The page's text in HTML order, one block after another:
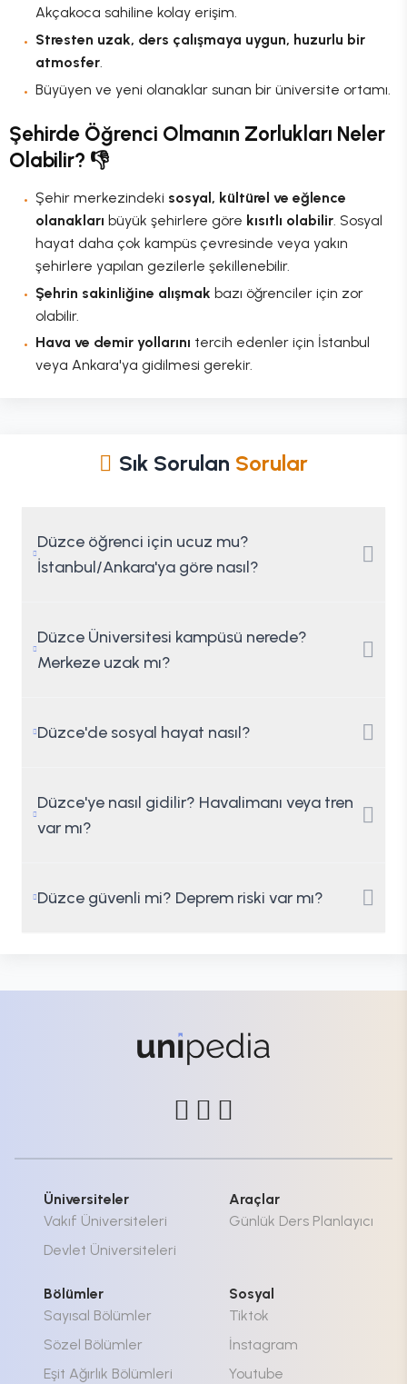
Akçakoca sahiline kolay erişim.
Stresten uzak, ders çalışmaya uygun, huzurlu bir
atmosfer.
Büyüyen ve yeni olanaklar sunan bir üniversite ortamı.
Şehirde Öğrenci Olmanın Zorlukları Neler
Olabilir? 👎
Şehir merkezindeki sosyal, kültürel ve eğlence
olanakları büyük şehirlere göre kısıtlı olabilir. Sosyal
hayat daha çok kampüs çevresinde veya yakın
şehirlere yapılan gezilerle şekillenebilir.
Şehrin sakinliğine alışmak bazı öğrenciler için zor
olabilir.
Hava ve demir yollarını tercih edenler için İstanbul
veya Ankara'ya gidilmesi gerekir.
Sık Sorulan Sorular
Düzce öğrenci için ucuz mu?
İstanbul/Ankara'ya göre nasıl?
Düzce Üniversitesi kampüsü nerede?
Merkeze uzak mı?
Düzce'de sosyal hayat nasıl?
Düzce'ye nasıl gidilir? Havalimanı veya tren
var mı?
Düzce güvenli mi? Deprem riski var mı?
Üniversiteler
Vakıf Üniversiteleri
Devlet Üniversiteleri
Araçlar
Günlük Ders Planlayıcı
Bölümler
Sayısal Bölümler
Sözel Bölümler
Eşit Ağırlık Bölümleri
Sosyal
Tiktok
İnstagram
Youtube